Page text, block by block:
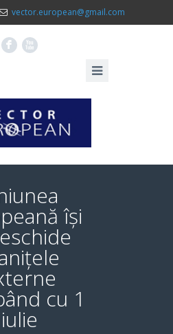
vector.european@gmail.com
F X
își
cu 1
iulie